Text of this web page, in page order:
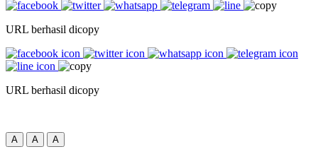
URL berhasil dicopy
URL berhasil dicopy
A A A